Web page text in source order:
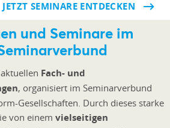
JETZT SEMINARE ENTDECKEN
und Seminare im
Fach- und
, organisiert im Seminarverbund
Gesellschaften. Durch dieses starke
von einem vielseitigen